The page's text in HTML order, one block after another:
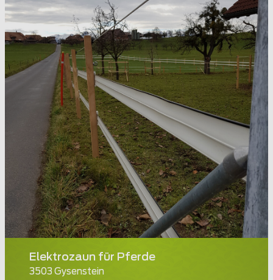
Elektrozaun für Pferde
3503 Gysenstein